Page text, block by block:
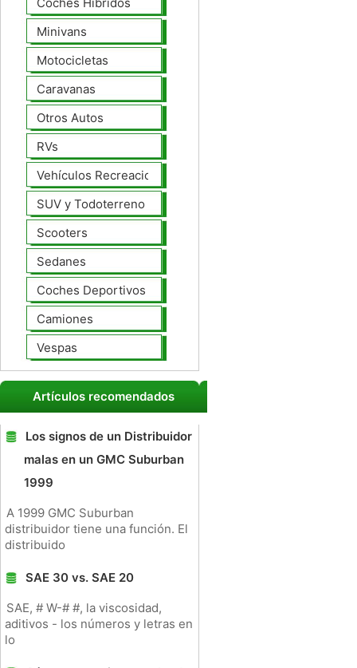
Minivans
Motocicletas
Caravanas
Otros Autos
RVs
Vehículos Recreacionales
SUV y Todoterreno
Scooters
Sedanes
Coches Deportivos
Camiones
Vespas
Artículos recomendados
Los signos de un Distribuidor
malas en un GMC Suburban
1999
A 1999 GMC Suburban
distribuidor tiene una función. El
distribuido
SAE 30 vs. SAE 20
SAE, # W-# #, la viscosidad,
aditivos - los números y letras en
lo